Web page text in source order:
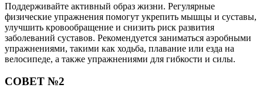
Поддерживайте активный образ жизни. Регулярные
физические упражнения помогут укрепить мышцы и суставы,
улучшить кровообращение и снизить риск развития
заболеваний суставов. Рекомендуется заниматься аэробными
упражнениями, такими как ходьба, плавание или езда на
велосипеде, а также упражнениями для гибкости и силы.
СОВЕТ №2